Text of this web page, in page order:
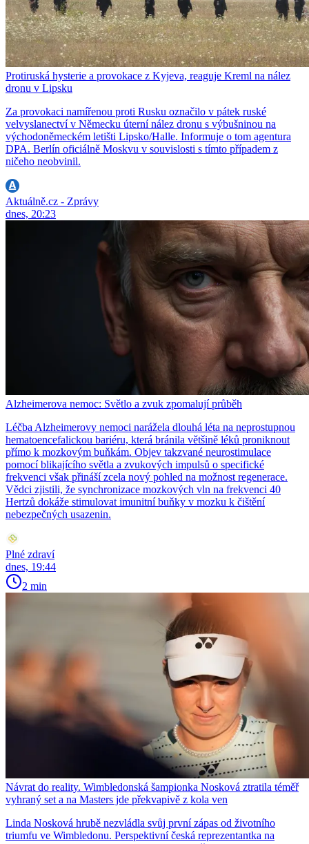
Protiruská hysterie a provokace z Kyjeva, reaguje Kreml na nález
dronu v Lipsku
Za provokaci namířenou proti Rusku označilo v pátek ruské
velvyslanectví v Německu úterní nález dronu s výbušninou na
východoněmeckém letišti Lipsko/Halle. Informuje o tom agentura
DPA. Berlín oficiálně Moskvu v souvislosti s tímto případem z
ničeho neobvinil.
Aktuálně.cz - Zprávy
dnes, 20:23
Alzheimerova nemoc: Světlo a zvuk zpomalují průběh
Léčba Alzheimerovy nemoci narážela dlouhá léta na neprostupnou
hematoencefalickou bariéru, která bránila většině léků proniknout
přímo k mozkovým buňkám. Objev takzvané neurostimulace
pomocí blikajícího světla a zvukových impulsů o specifické
frekvenci však přináší zcela nový pohled na možnost regenerace.
Vědci zjistili, že synchronizace mozkových vln na frekvenci 40
Hertzů dokáže stimulovat imunitní buňky v mozku k čištění
nebezpečných usazenin.
Plné zdraví
dnes, 19:44
2 min
Návrat do reality. Wimbledonská šampionka Nosková ztratila téměř
vyhraný set a na Masters jde překvapivě z kola ven
Linda Nosková hrubě nezvládla svůj první zápas od životního
triumfu ve Wimbledonu. Perspektivní česká reprezentantka na